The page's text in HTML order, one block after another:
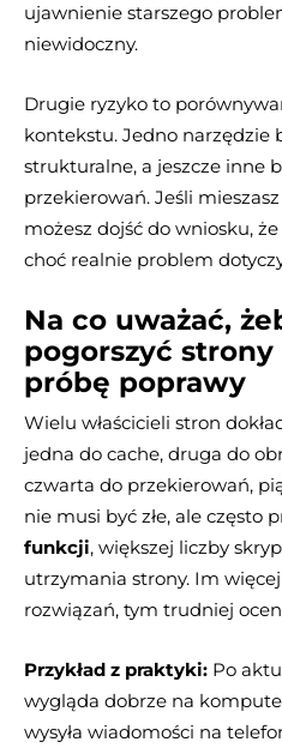
ujawnienie starszego
niewidoczny.
Drugie ryzyko to
kontekstu. Jedno narzędzie
strukturalne, a jeszcze inne
przekierowań. Jeśli
możesz dojść do wniosku,
choć realnie problem
Na co uważać,
pogorszyć strony
próbę poprawy
Wielu właścicieli stron
jedna do cache, druga do
czwarta do przekierowań,
nie musi być złe, ale często
funkcji, większej liczby
utrzymania strony. Im
rozwiązań, tym trudniej
Przykład z praktyki: Po
wygląda dobrze na
wysyła wiadomości na